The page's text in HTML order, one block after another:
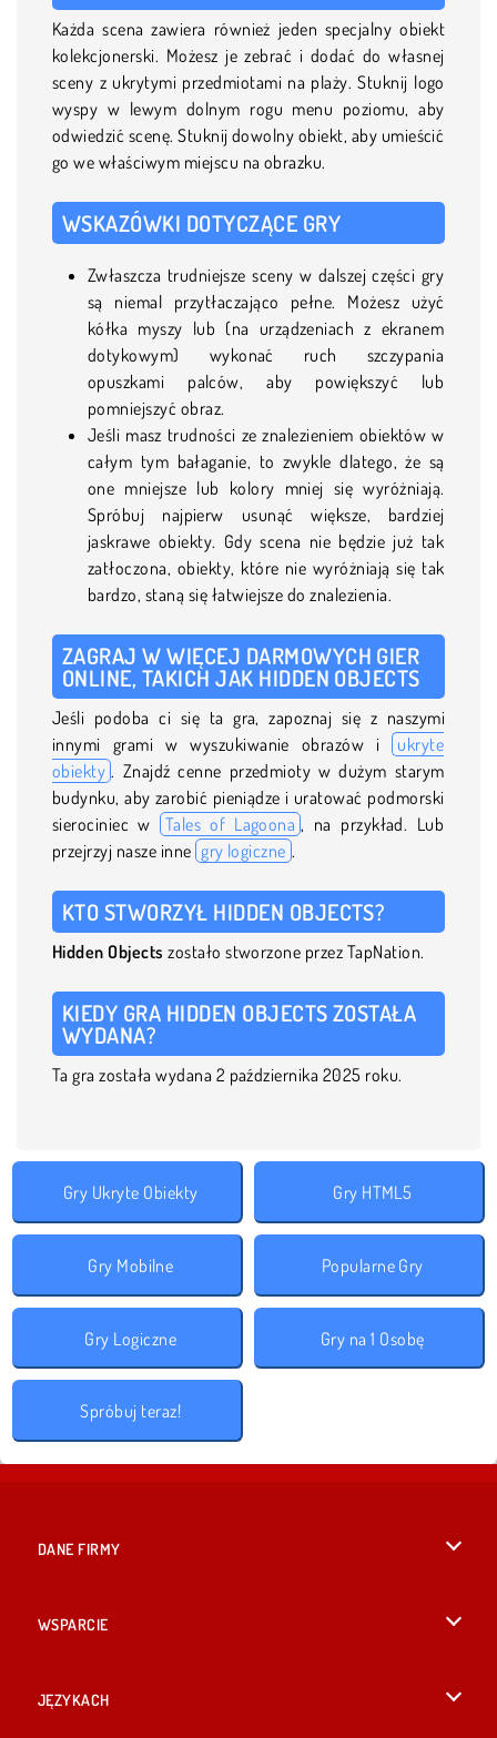
Każda scena zawiera również jeden specjalny obiekt
kolekcjonerski. Możesz je zebrać i dodać do własnej
sceny z ukrytymi przedmiotami na plaży. Stuknij logo
wyspy w lewym dolnym rogu menu poziomu, aby
odwiedzić scenę. Stuknij dowolny obiekt, aby umieścić
go we właściwym miejscu na obrazku.
WSKAZÓWKI DOTYCZĄCE GRY
Zwłaszcza trudniejsze sceny w dalszej części gry
są niemal przytłaczająco pełne. Możesz użyć
kółka myszy lub (na urządzeniach z ekranem
dotykowym) wykonać ruch szczypania
opuszkami palców, aby powiększyć lub
pomniejszyć obraz.
Jeśli masz trudności ze znalezieniem obiektów w
całym tym bałaganie, to zwykle dlatego, że są
one mniejsze lub kolory mniej się wyróżniają.
Spróbuj najpierw usunąć większe, bardziej
jaskrawe obiekty. Gdy scena nie będzie już tak
zatłoczona, obiekty, które nie wyróżniają się tak
bardzo, staną się łatwiejsze do znalezienia.
ZAGRAJ W WIĘCEJ DARMOWYCH GIER
ONLINE, TAKICH JAK HIDDEN OBJECTS
Jeśli podoba ci się ta gra, zapoznaj się z naszymi
innymi grami w wyszukiwanie obrazów i ukryte
obiekty . Znajdź cenne przedmioty w dużym starym
budynku, aby zarobić pieniądze i uratować podmorski
sierociniec w
Tales of Lagoona , na przykład. Lub
przejrzyj nasze inne gry logiczne .
KTO STWORZYŁ HIDDEN OBJECTS?
Hidden Objects zostało stworzone przez TapNation.
KIEDY GRA HIDDEN OBJECTS ZOSTAŁA
WYDANA?
Ta gra została wydana 2 października 2025 roku.
Gry Ukryte Obiekty Gry HTML5
Gry Mobilne Popularne Gry
Gry Logiczne Gry na 1 Osobę
Spróbuj teraz!
DANE FIRMY
WSPARCIE
JĘZYKACH